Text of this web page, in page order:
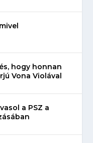
hogy honnan
Vona Violával
a PSZ a